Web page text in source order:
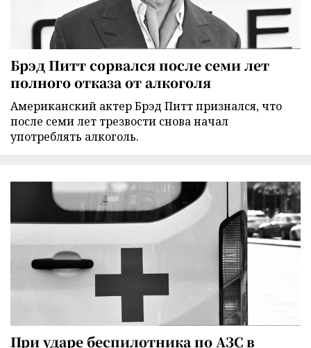
Брэд Питт сорвался после семи лет
полного отказа от алкоголя
Американский актер Брэд Питт признался, что
после семи лет трезвости снова начал
употреблять алкоголь.
При ударе беспилотника по АЗС в